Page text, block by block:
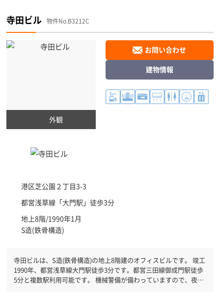
寺田ビル 物件No.B3212C
外観
港区芝公園２丁目3-3
都営浅草線「大門駅 」徒歩3分
地上8階/1990年1月
S造(鉄骨構造)
お問い合わせ
建物情報
寺田ビルは、S造(鉄骨構造)の地上8階建のオフィスビルです。 竣工
1990年、都営浅草線大門駅徒歩3分です。都営三田線御成門駅徒歩
5分と複数駅利用可能です。 機械警備が備わっていますので、夜間